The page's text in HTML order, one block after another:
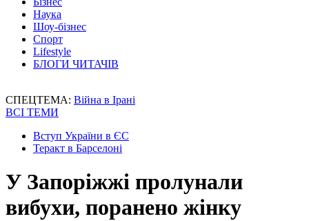
Наука
Шоу-бізнес
Спорт
Lifestyle
БЛОГИ ЧИТАЧІВ
СПЕЦТЕМА: Війна в Ірані
ВСІ ТЕМИ
Вступ України в ЄС
Теракт в Барселоні
У Запоріжжі пролунали
вибухи, поранено жінку